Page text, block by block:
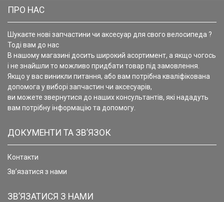
ПРО НАС
Шукаєте нові запчастини чи аксесуар для свого велосипеда ?
Тоді вам до нас
В нашому магазині досить широкий асортимент, а якщо чогось
і не знайшли то можливо придбати товар під замовлення.
Якщо у вас виникли питання, або вам потрібна кваліфікована
допомога у виборі запчастин чи аксесуарів,
ви можете звернутися до наших консультантів, які нададуть
вам потрібну інформацію та допомогу.
ДОКУМЕНТИ ТА ЗВ’ЯЗОК
Контакти
Зв’язатися з нами
ЗВ’ЯЗАТИСЯ З НАМИ